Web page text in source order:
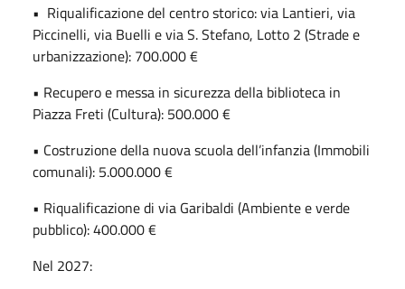
• Riqualificazione del centro storico: via Lantieri, via
Piccinelli, via Buelli e via S. Stefano, Lotto 2 (Strade e
urbanizzazione): 700.000 €
• Recupero e messa in sicurezza della biblioteca in
Piazza Freti (Cultura): 500.000 €
• Costruzione della nuova scuola dell’infanzia (Immobili
comunali): 5.000.000 €
• Riqualificazione di via Garibaldi (Ambiente e verde
pubblico): 400.000 €
Nel 2027: